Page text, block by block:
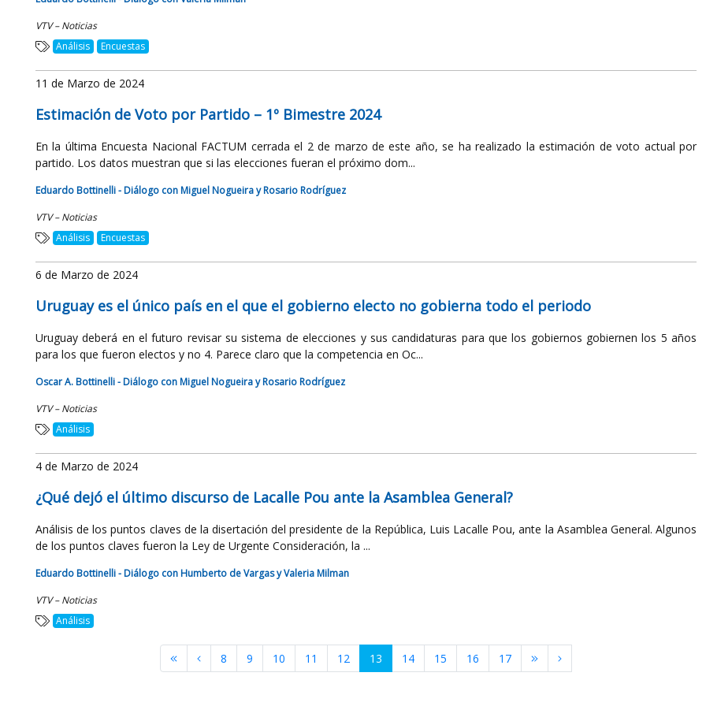
VTV – Noticias
Análisis
Encuestas
11 de Marzo de 2024
Estimación de Voto por Partido – 1º Bimestre 2024
En la última Encuesta Nacional FACTUM cerrada el 2 de marzo de este año, se ha realizado la estimación de voto actual por
partido. Los datos muestran que si las elecciones fueran el próximo dom...
Eduardo Bottinelli - Diálogo con Miguel Nogueira y Rosario Rodríguez
VTV – Noticias
Análisis
Encuestas
6 de Marzo de 2024
Uruguay es el único país en el que el gobierno electo no gobierna todo el periodo
Uruguay deberá en el futuro revisar su sistema de elecciones y sus candidaturas para que los gobiernos gobiernen los 5 años
para los que fueron electos y no 4. Parece claro que la competencia en Oc...
Oscar A. Bottinelli - Diálogo con Miguel Nogueira y Rosario Rodríguez
VTV – Noticias
Análisis
4 de Marzo de 2024
¿Qué dejó el último discurso de Lacalle Pou ante la Asamblea General?
Análisis de los puntos claves de la disertación del presidente de la República, Luis Lacalle Pou, ante la Asamblea General. Algunos
de los puntos claves fueron la Ley de Urgente Consideración, la ...
Eduardo Bottinelli - Diálogo con Humberto de Vargas y Valeria Milman
VTV – Noticias
Análisis
8 9 10 11 12 13 14 15 16 17